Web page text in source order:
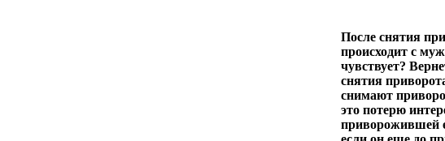
После снятия
происходит с
чувствует?
снятия
снимают
это потерю
приворожившей